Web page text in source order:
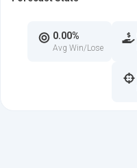
0.00%
Avg Win/Lose